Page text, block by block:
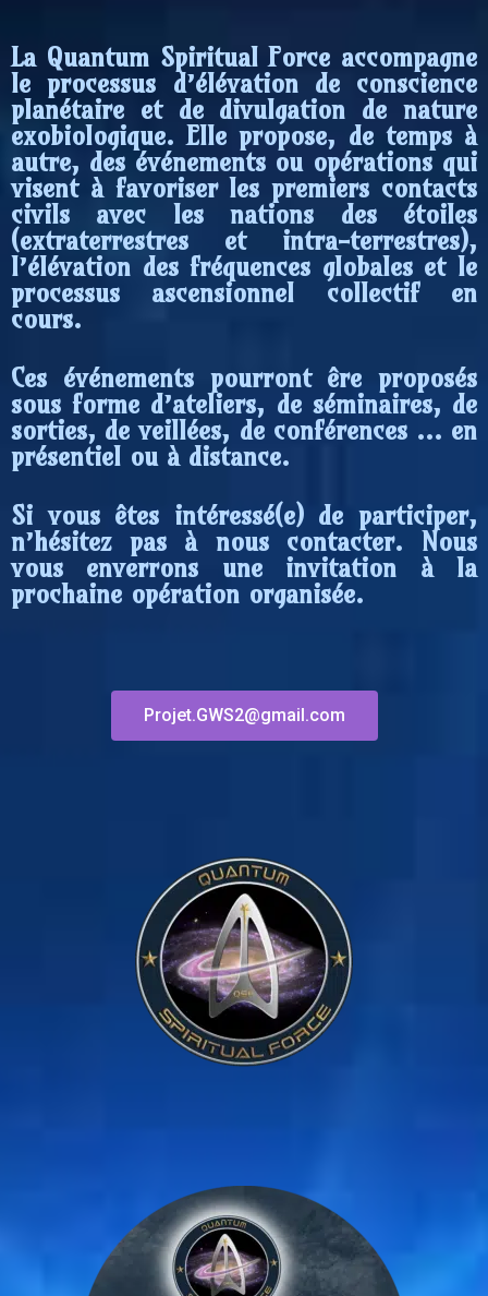
La Quantum Spiritual Force accompagne
le processus d’élévation de conscience
planétaire et de divulgation de nature
exobiologique. Elle propose, de temps à
autre, des événements ou opérations qui
visent à favoriser les premiers contacts
civils avec les nations des étoiles
(extraterrestres et intra-terrestres),
l’élévation des fréquences globales et le
processus ascensionnel collectif en
cours.
Ces événements pourront êre proposés
sous forme d’ateliers, de séminaires, de
sorties, de veillées, de conférences … en
présentiel ou à distance.
Si vous êtes intéressé(e) de participer,
n’hésitez pas à nous contacter. Nous
vous enverrons une invitation à la
prochaine opération organisée.
Projet.GWS2@gmail.com